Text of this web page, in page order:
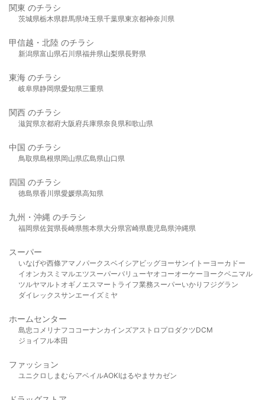
関東 のチラシ
茨城県栃木県群馬県埼玉県千葉県東京都神奈川県
甲信越・北陸 のチラシ
新潟県富山県石川県福井県山梨県長野県
東海 のチラシ
岐阜県静岡県愛知県三重県
関西 のチラシ
滋賀県京都府大阪府兵庫県奈良県和歌山県
中国 のチラシ
鳥取県島根県岡山県広島県山口県
四国 のチラシ
徳島県香川県愛媛県高知県
九州・沖縄 のチラシ
福岡県佐賀県長崎県熊本県大分県宮崎県鹿児島県沖縄県
スーパー
いなげや西條アマノパークスベイシア ビッグヨーサンイトーヨーカドー
イオンカスミ マルエツスーパーバリューヤオコーオーケー ヨークベニマル
ツルヤマルト オギノ エスマート ライフ業務スーパーいかり フジグラン
ダイレックスサンエーイズミヤ
ホームセンター
島忠 コメリ ナフコ コーナンカインズアストロプロダクツDCM
ジョイフル本田
ファッション
ユニクロ しまむら アベイルAOKIはるやま サカゼン